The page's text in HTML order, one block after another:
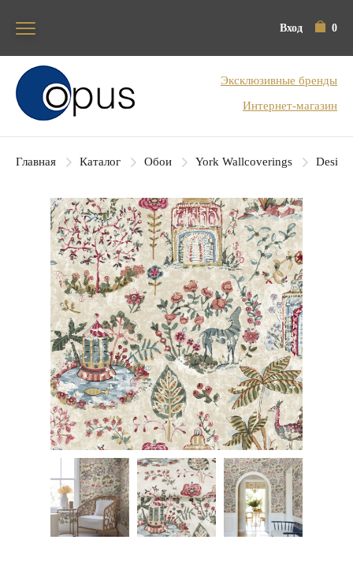
Вход 0
Блок поиска
Эксклюзивные бренды
Интернет-магазин
Главная Каталог Обои York Wallcoverings